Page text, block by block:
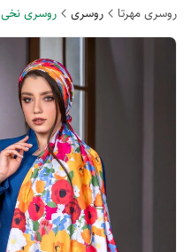
روسری مهرتا روسری روسری نخی